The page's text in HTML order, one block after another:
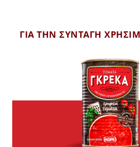
ΓΙΑ ΤΗΝ ΣΥΝΤΑΓΗ